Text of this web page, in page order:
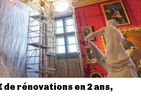
de rénovations en 2 ans,